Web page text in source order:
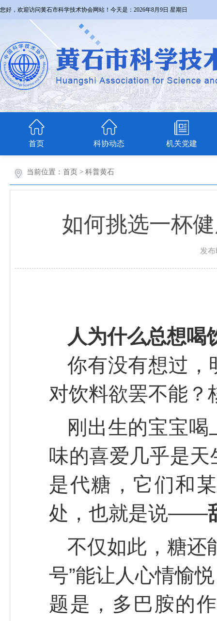
您好，欢迎访问黄石市科学技术协会网站！今天是： 2026年8月9日 星期日
首页 科协动态 机关党建
当前位置： 首页 > 科普黄石
如何挑选一杯
发
人为什么总想喝
你有没有想过，
对饮料欲罢不能
刚出生的宝宝
味的喜爱几乎是
是代糖，它们和
处，也就是说——
不仅如此，糖还
号”能让人心情愉
题是，多巴胺的